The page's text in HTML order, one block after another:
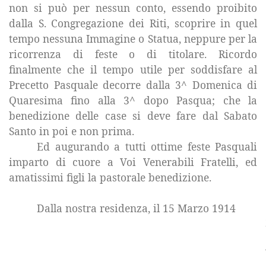
non si può per nessun conto, essendo proibito
dalla S. Congregazione dei Riti, scoprire in quel
tempo nessuna Immagine o Statua, neppure per la
ricorrenza di feste o di titolare. Ricordo
finalmente che il tempo utile per soddisfare al
Precetto Pasquale decorre dalla 3^ Domenica di
Quaresima fino alla 3^ dopo Pasqua; che la
benedizione delle case si deve fare dal Sabato
Santo in poi e non prima.
Ed augurando a tutti ottime feste Pasquali
imparto di cuore a Voi Venerabili Fratelli, ed
amatissimi figli la pastorale benedizione.
Dalla nostra residenza, il 15 Marzo 1914